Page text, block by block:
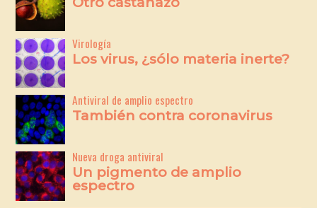
Virología
Los virus, ¿sólo materia inerte?
Antiviral de amplio espectro
También contra coronavirus
Nueva droga antiviral
Un pigmento de amplio
espectro